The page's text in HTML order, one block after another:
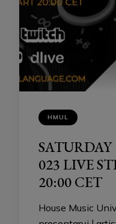
HMUL
023 LIVE
20:00 CET
House Music